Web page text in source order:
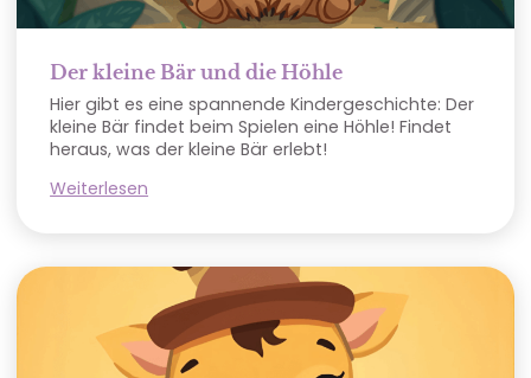
Der kleine Bär und die Höhle
Hier gibt es eine spannende Kindergeschichte: Der
kleine Bär findet beim Spielen eine Höhle! Findet
heraus, was der kleine Bär erlebt!
Weiterlesen